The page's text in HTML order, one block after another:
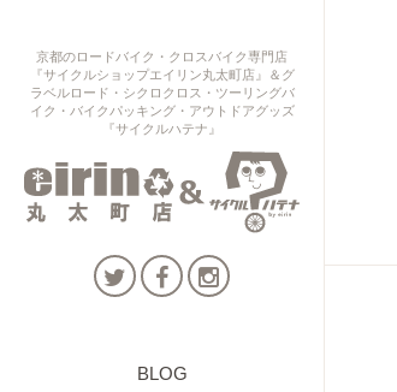
京都のロードバイク・クロスバイク専門店
『サイクルショップエイリン丸太町店』＆グ
ラベルロード・シクロクロス・ツーリングバ
イク・バイクパッキング・アウトドアグッズ
『サイクルハテナ』
BLOG